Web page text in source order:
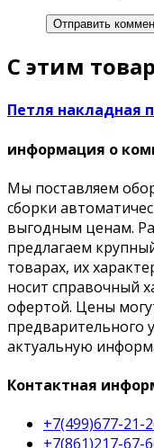
С этим
Петля накладная
информация о
Мы поставляем
сборки
выгодным ценам.
предлагаем
товарах, их
носит справочный
офертой. Цены
предварительного
актуальную
Контактная
+7(499)677-21-
+7(861)217-67-